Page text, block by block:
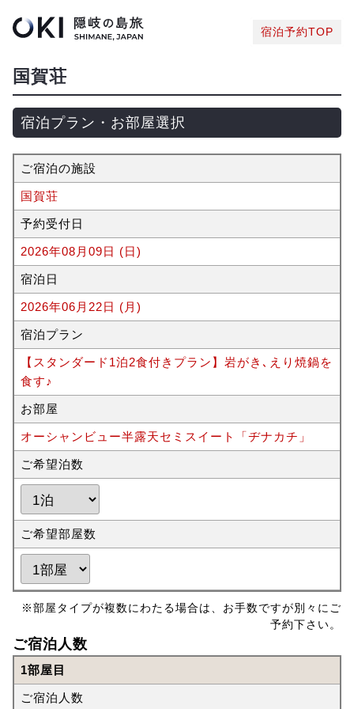
宿泊予約TOP
国賀荘
宿泊プラン・お部屋選択
ご宿泊の施設
国賀荘
予約受付日
2026年08月09日 (日)
宿泊日
2026年06月22日 (月)
宿泊プラン
【スタンダード1泊2食付きプラン】岩がき､えり焼鍋を
食す♪
お部屋
オーシャンビュー半露天セミスイート「ヂナカチ」
ご希望泊数
ご希望部屋数
※部屋タイプが複数にわたる場合は、お手数ですが別々にご
予約下さい。
ご宿泊人数
1部屋目
ご宿泊人数